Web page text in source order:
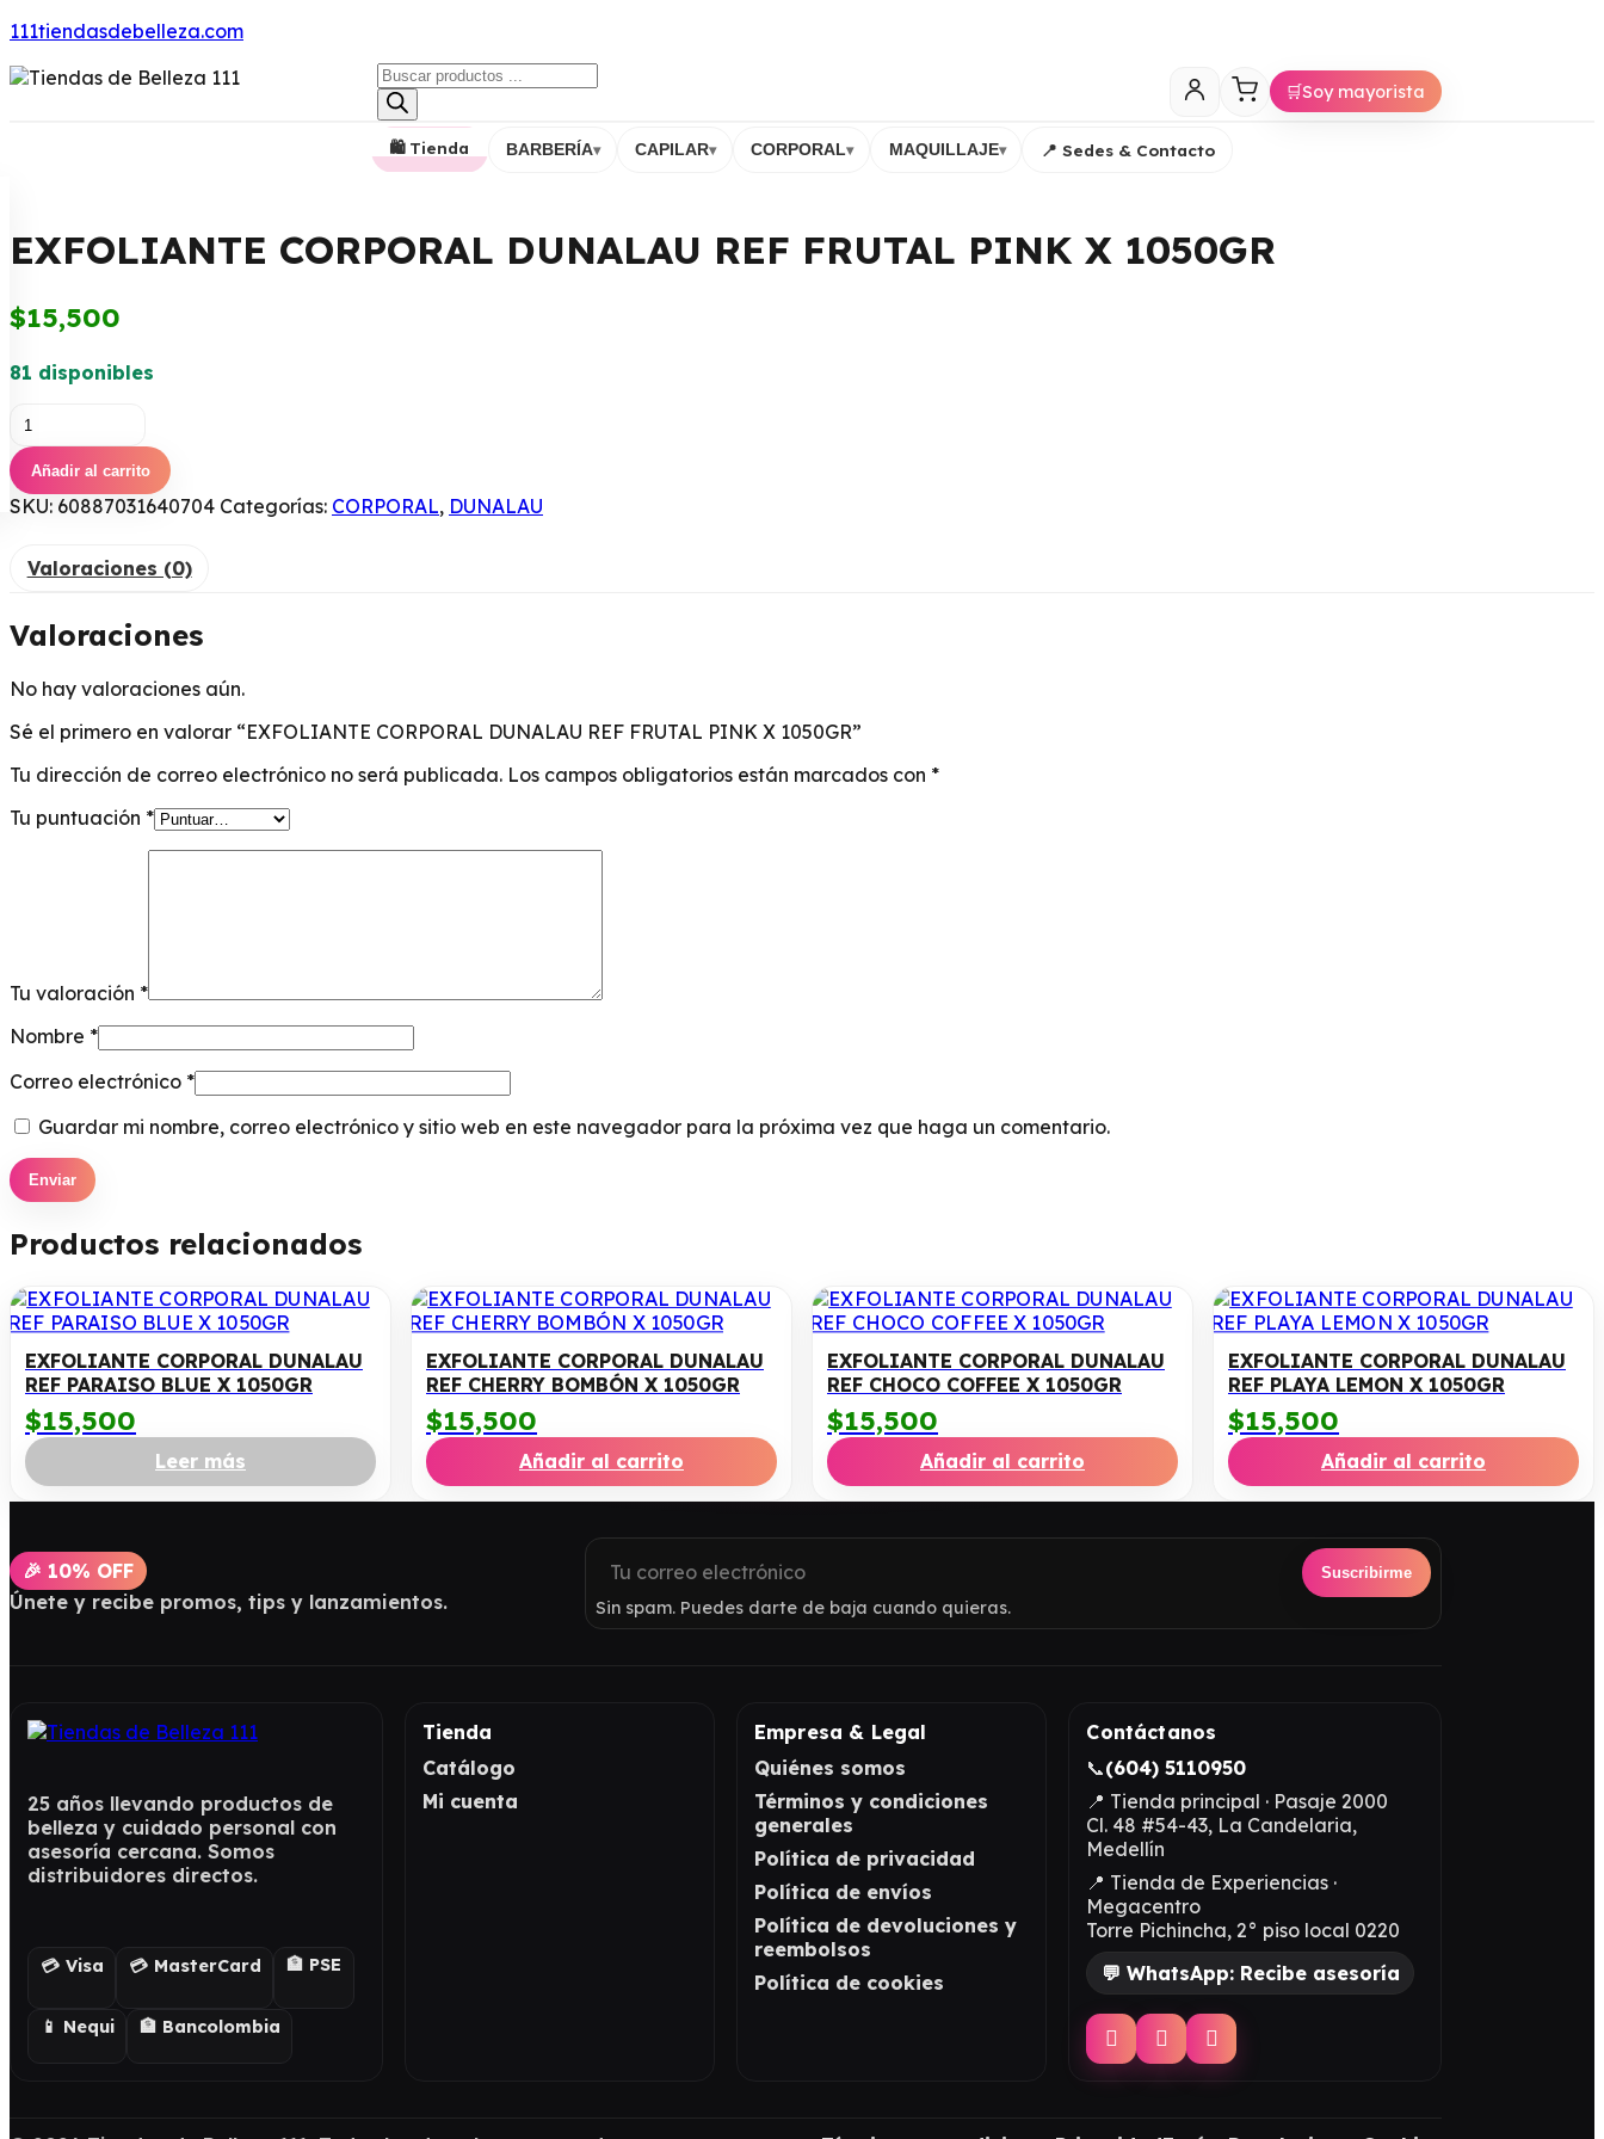
111tiendasdebelleza.com
Búsqueda
de
productos
🛒Soy mayorista
🛍️ Tienda BARBERÍA▾ CAPILAR▾ CORPORAL▾ MAQUILLAJE▾ 📍 Sedes & Contacto
EXFOLIANTE CORPORAL DUNALAU REF FRUTAL PINK X 1050GR
$15,500
81 disponibles
EXFOLIANTE
CORPORAL
DUNALAU
REF
FRUTAL
1050GR
Añadir al carrito
SKU: 60887031640704 Categorías: CORPORAL, DUNALAU
Valoraciones (0)
Valoraciones
No hay valoraciones aún.
Sé el primero en valorar “EXFOLIANTE CORPORAL DUNALAU REF FRUTAL PINK X 1050GR”
Tu dirección de correo electrónico no será publicada. Los campos obligatorios están marcados con *
Tu puntuación *
Tu valoración *
Nombre *
Correo electrónico *
Guardar mi nombre, correo electrónico y sitio web en este navegador para la próxima vez que haga un comentario.
Productos relacionados
EXFOLIANTE CORPORAL DUNALAU
REF PARAISO BLUE X 1050GR
$15,500
Leer más
EXFOLIANTE CORPORAL DUNALAU
REF CHERRY BOMBÓN X 1050GR
$15,500
Añadir al carrito
EXFOLIANTE CORPORAL DUNALAU
REF CHOCO COFFEE X 1050GR
$15,500
Añadir al carrito
EXFOLIANTE CORPORAL DUNALAU
REF PLAYA LEMON X 1050GR
$15,500
Añadir al carrito
🎉 10% OFF
Únete y recibe promos, tips y lanzamientos.
Suscribirme
Sin spam. Puedes darte de baja cuando quieras.
25 años llevando productos de
belleza y cuidado personal con
asesoría cercana. Somos
distribuidores directos.
💳 Visa 💳 MasterCard 🏦 PSE
📱 Nequi 🏦 Bancolombia
Tienda
Catálogo
Mi cuenta
Empresa & Legal
Quiénes somos
Términos y condiciones
generales
Política de privacidad
Política de envíos
Política de devoluciones y
reembolsos
Política de cookies
Contáctanos
📞(604) 5110950
📍 Tienda principal · Pasaje 2000
Cl. 48 #54-43, La Candelaria,
Medellín
📍 Tienda de Experiencias ·
Megacentro
Torre Pichincha, 2° piso local 0220
💬 WhatsApp: Recibe asesoría